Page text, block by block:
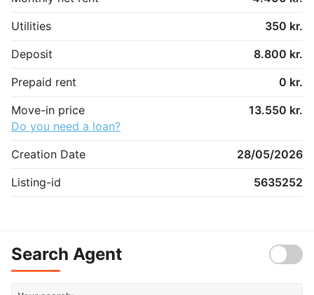
Utilities
350 kr.
Deposit
8.800 kr.
Prepaid rent
0 kr.
Move-in price
13.550 kr.
Do you need a loan?
Creation Date
28/05/2026
Listing-id
5635252
Search Agent